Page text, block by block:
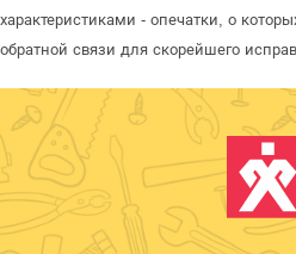
характеристиками - опечатки, о
обратной связи для скорейшего